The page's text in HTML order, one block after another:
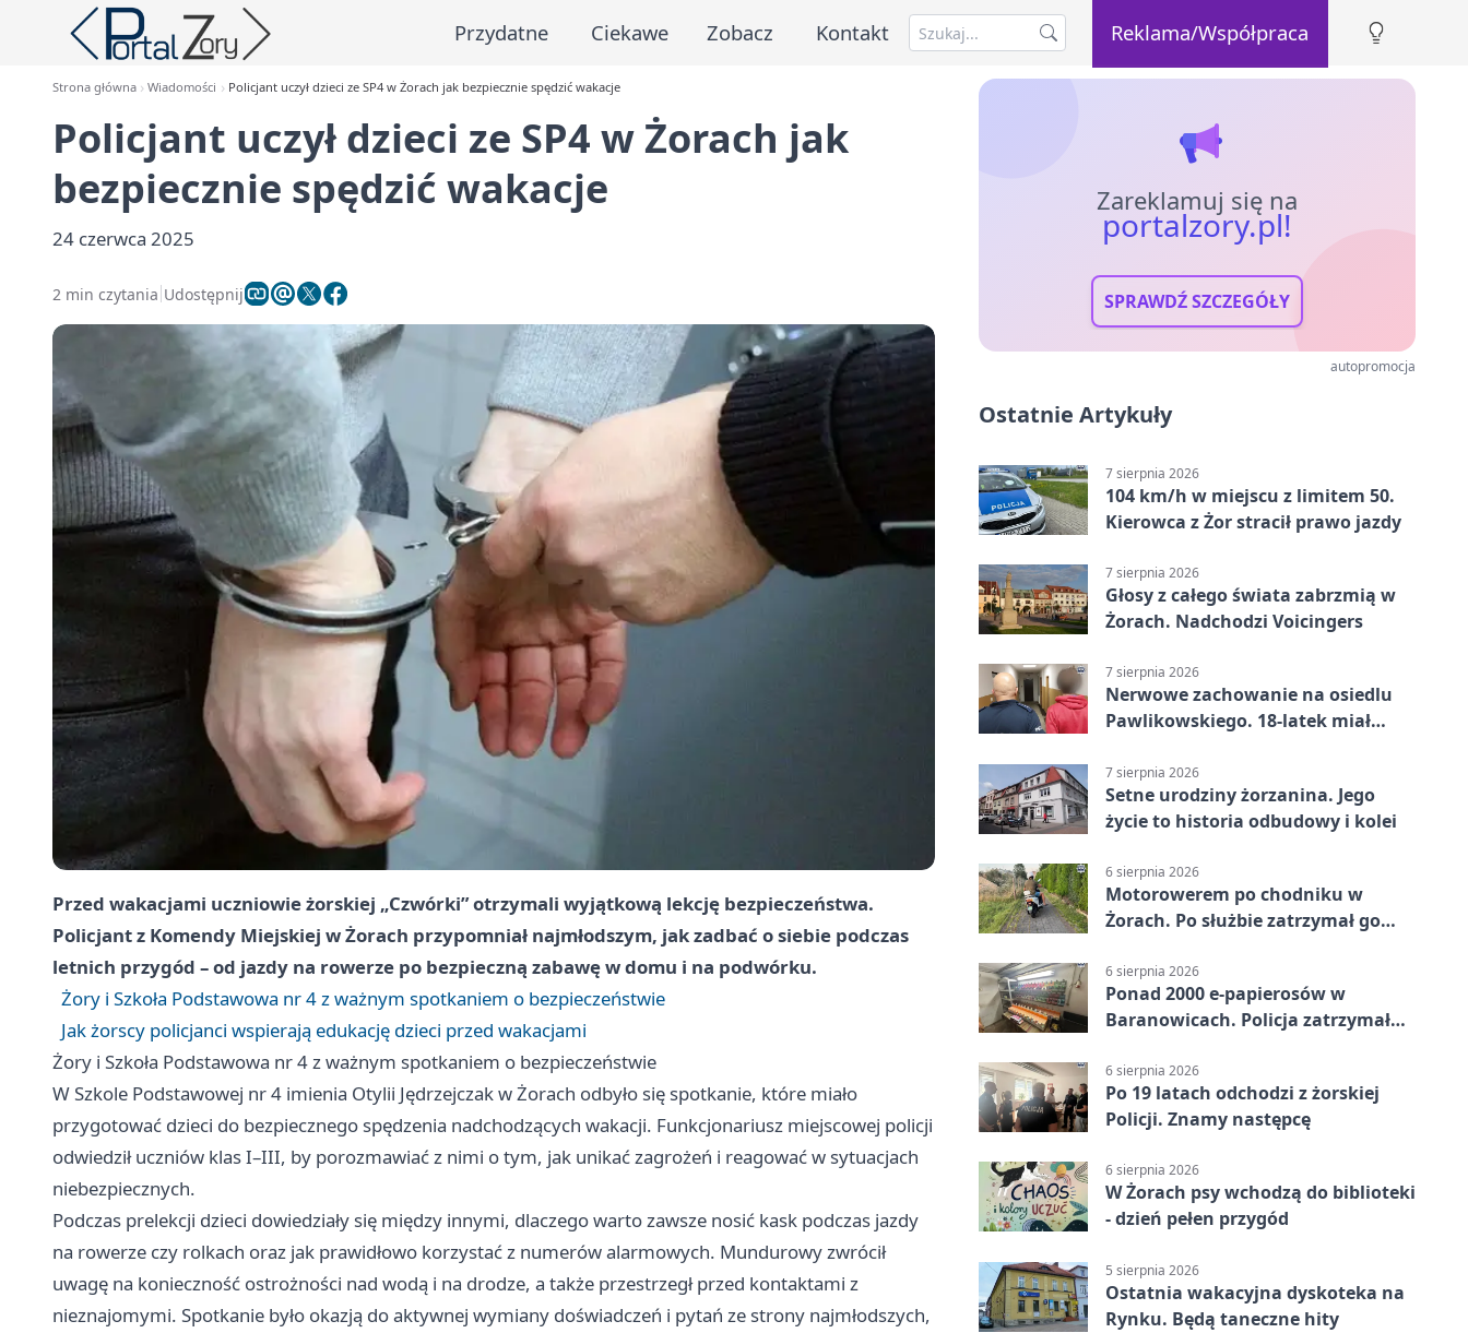
Przydatne Ciekawe Zobacz Kontakt Reklama/Współpraca
Strona główna Wiadomości Policjant uczył dzieci ze SP4 w Żorach jak bezpiecznie spędzić wakacje
Policjant uczył dzieci ze SP4 w Żorach jak
bezpiecznie spędzić wakacje
24 czerwca 2025
2 min czytania Udostępnij
Przed wakacjami uczniowie żorskiej „Czwórki” otrzymali wyjątkową lekcję bezpieczeństwa.
Policjant z Komendy Miejskiej w Żorach przypomniał najmłodszym, jak zadbać o siebie podczas
letnich przygód – od jazdy na rowerze po bezpieczną zabawę w domu i na podwórku.
Żory i Szkoła Podstawowa nr 4 z ważnym spotkaniem o bezpieczeństwie
Jak żorscy policjanci wspierają edukację dzieci przed wakacjami
Żory i Szkoła Podstawowa nr 4 z ważnym spotkaniem o bezpieczeństwie
W Szkole Podstawowej nr 4 imienia Otylii Jędrzejczak w Żorach odbyło się spotkanie, które miało
przygotować dzieci do bezpiecznego spędzenia nadchodzących wakacji. Funkcjonariusz miejscowej policji
odwiedził uczniów klas I–III, by porozmawiać z nimi o tym, jak unikać zagrożeń i reagować w sytuacjach
niebezpiecznych.
Podczas prelekcji dzieci dowiedziały się między innymi, dlaczego warto zawsze nosić kask podczas jazdy
na rowerze czy rolkach oraz jak prawidłowo korzystać z numerów alarmowych. Mundurowy zwrócił
uwagę na konieczność ostrożności nad wodą i na drodze, a także przestrzegł przed kontaktami z
nieznajomymi. Spotkanie było okazją do aktywnej wymiany doświadczeń i pytań ze strony najmłodszych,
Zareklamuj się na
portalzory.pl!
SPRAWDŹ SZCZEGÓŁY
autopromocja
Ostatnie Artykuły
7 sierpnia 2026
104 km/h w miejscu z limitem 50.
Kierowca z Żor stracił prawo jazdy
7 sierpnia 2026
Głosy z całego świata zabrzmią w
Żorach. Nadchodzi Voicingers
7 sierpnia 2026
Nerwowe zachowanie na osiedlu
Pawlikowskiego. 18-latek miał
7 sierpnia 2026
Setne urodziny żorzanina. Jego
życie to historia odbudowy i kolei
6 sierpnia 2026
Motorowerem po chodniku w
Żorach. Po służbie zatrzymał go
6 sierpnia 2026
Ponad 2000 e-papierosów w
Baranowicach. Policja zatrzymała
6 sierpnia 2026
Po 19 latach odchodzi z żorskiej
Policji. Znamy następcę
6 sierpnia 2026
W Żorach psy wchodzą do biblioteki
- dzień pełen przygód
5 sierpnia 2026
Ostatnia wakacyjna dyskoteka na
Rynku. Będą taneczne hity